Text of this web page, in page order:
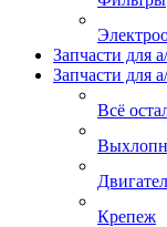
Запчасти
Запчасти для
Всё
Крепеж